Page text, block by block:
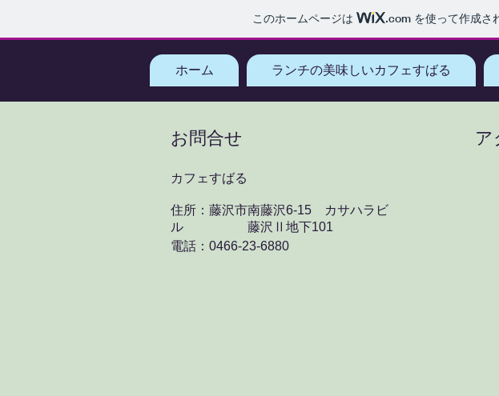
このホームページは .com を使って作成さ
ホーム ランチの美味しいカフェすばる
お問合せ
カフェすばる
住所：藤沢市南藤沢6-15 カサハラビ
ル 藤沢Ⅱ地下101
電話：0466-23-6880
ア